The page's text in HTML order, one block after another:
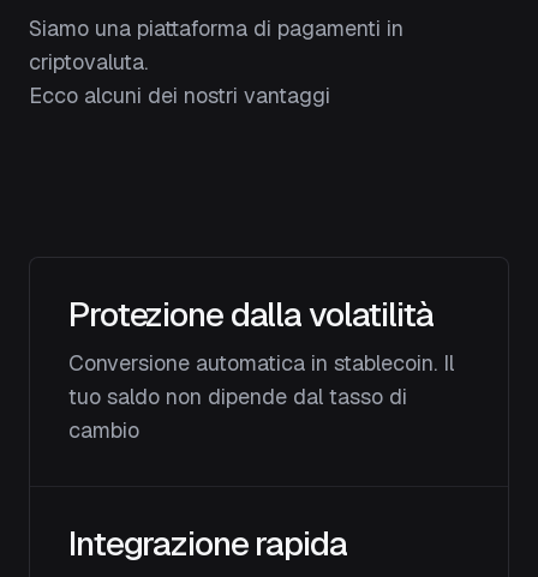
Siamo una piattaforma di pagamenti in
criptovaluta.
Ecco alcuni dei nostri vantaggi
Protezione dalla volatilità
Conversione automatica in stablecoin. Il
tuo saldo non dipende dal tasso di
cambio
Integrazione rapida